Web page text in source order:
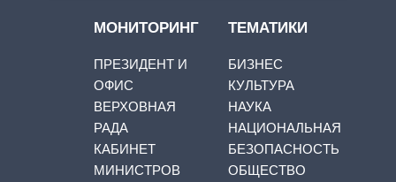
МОНИТОРИНГ
ПРЕЗИДЕНТ И
ОФИС
ВЕРХОВНАЯ
РАДА
КАБИНЕТ
МИНИСТРОВ
ТЕМАТИКИ
БИЗНЕС
КУЛЬТУРА
НАУКА
НАЦИОНАЛЬНАЯ
БЕЗОПАСНОСТЬ
ОБЩЕСТВО